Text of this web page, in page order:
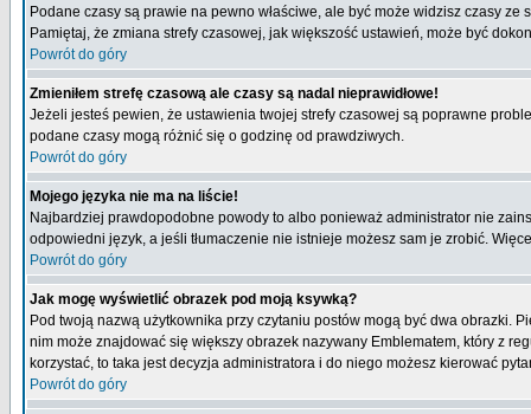
Podane czasy są prawie na pewno właściwe, ale być może widzisz czasy
Pamiętaj, że zmiana strefy czasowej, jak większość ustawień, może być
Powrót do góry
Zmieniłem strefę czasową ale czasy są nadal nieprawidłowe!
Jeżeli jesteś pewien, że ustawienia twojej strefy czasowej są poprawne
podane czasy mogą różnić się o godzinę od prawdziwych.
Powrót do góry
Mojego języka nie ma na liście!
Najbardziej prawdopodobne powody to albo ponieważ administrator nie
odpowiedni język, a jeśli tłumaczenie nie istnieje możesz sam je zrobić.
Powrót do góry
Jak mogę wyświetlić obrazek pod moją ksywką?
Pod twoją nazwą użytkownika przy czytaniu postów mogą być dwa obrazki.
nim może znajdować się większy obrazek nazywany Emblematem, który z
korzystać, to taka jest decyzja administratora i do niego możesz kierować
Powrót do góry